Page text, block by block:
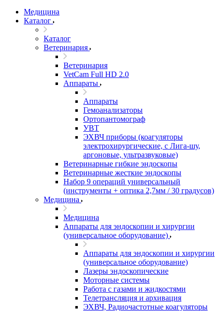
Медицина
Каталог
Каталог
Ветеринария
Ветеринария
VetCam Full HD 2.0
Аппараты
Аппараты
Гемоанализаторы
Ортопантомограф
УВТ
ЭХВЧ приборы (коагуляторы
электрохирургические, с Лига-шу,
аргоновые, ультразвуковые)
Ветеринарные гибкие эндоскопы
Ветеринарные жесткие эндоскопы
Набор 9 операций универсальный
(инструменты + оптика 2,7мм / 30 градусов)
Медицина
Медицина
Аппараты для эндоскопии и хирургии
(универсальное оборудование)
Аппараты для эндоскопии и хирургии
(универсальное оборудование)
Лазеры эндоскопические
Моторные системы
Работа с газами и жидкостями
Телетрансляция и архивация
ЭХВЧ, Радиочастотные коагуляторы